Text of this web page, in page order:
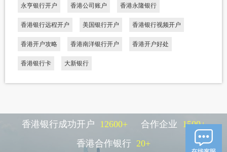
永亨银行开户 香港公司账户 香港永隆银行
香港银行远程开户 美国银行开户 香港银行视频开户
香港开户攻略 香港南洋银行开户 香港开户好处
香港银行卡 大新银行
香港银行成功开户 12600+ 合作企业 1500+
香港合作银行 20+